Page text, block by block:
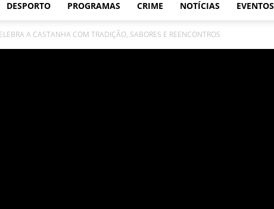
DESPORTO PROGRAMAS CRIME NOTÍCIAS EVENTOS
A CASTANHA COM TRADIÇÃO, SABORES E REENCONTROS